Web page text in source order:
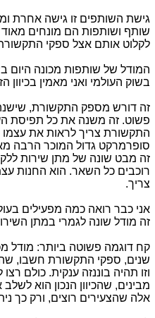
גישת השותפים זו גישה אחרת
שותף ושותפות הם מונחים
לקלוט אותם אצל ספקי
המודל של שותפות מכונה היום
בשוק העולמי ואני מאמין בכיוון
זה דורש מספק התקשורת,
פשוט. זה משנה את כל תפיסת
התקשורת צריך לראות את עצמו
סופרמרקט גדול המוכר הרבה
זה מבט שונה של מתן שירות
רוכבים כל השאר. הוא החנות
צריך.
אני כבר רואה כמה מפעילים
זה מודל שונה לגמרי במתן
קח דוגמה פשוטה ביותר: מודל
שנים, ספקי התקשורת חשבו,
וזו תהיה בוננזה ענקית. כולם
מבינים, שהכיוון הנכון הוא
אלה שהצעירים רוצים, ורק כך